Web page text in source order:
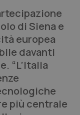
di Siena e
europea
davanti
“L’Italia
più centrale